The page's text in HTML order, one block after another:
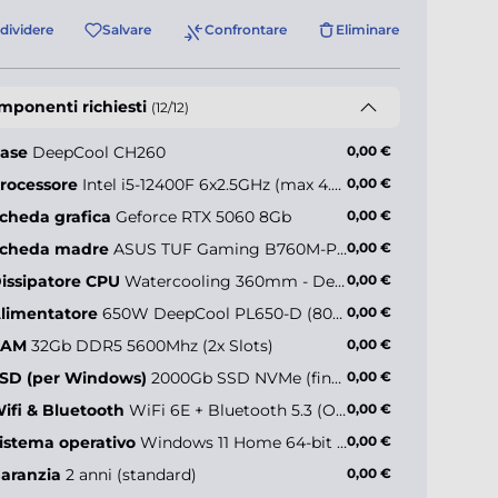
P30
Salvare Confrontare Eliminare
richiesti (12/12)
DeepCool CH260 0,00 €
Intel i5-12400F 6x2.5GHz (max 4.4GHz) 0,00 €
grafica Geforce RTX 5060 8Gb 0,00 €
madre ASUS TUF Gaming B760M-Plus WiFi II0,00 €
CPU Watercooling 360mm - Deepcool LE360 V2 ARGB0,00 €
650W DeepCool PL650-D (80+ Bronze) 0,00 €
32Gb DDR5 5600Mhz (2x Slots) 0,00 €
(per Windows) 2000Gb SSD NVMe (fino a 5000MB/s) 0,00 €
& Bluetooth WiFi 6E + Bluetooth 5.3 (Onboard)0,00 €
operativo Windows 11 Home 64-bit IT0,00 €
2 anni (standard) 0,00 €